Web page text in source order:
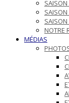
SAISON
SAISON
SAISON
NOTRE
MÉDIAS